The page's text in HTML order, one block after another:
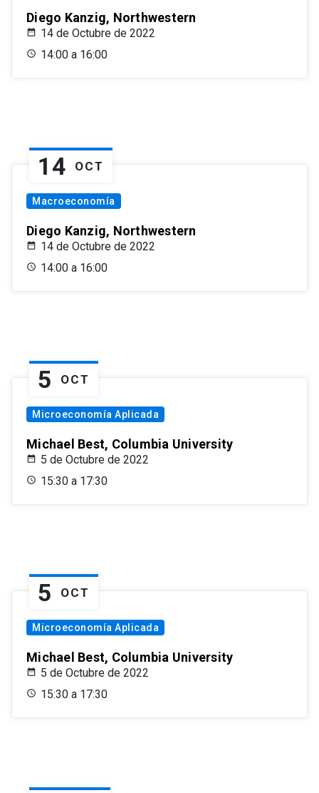
Diego Kanzig, Northwestern
14 de Octubre de 2022
14:00 a 16:00
14 OCT
Macroeconomía
Diego Kanzig, Northwestern
14 de Octubre de 2022
14:00 a 16:00
5 OCT
Microeconomía Aplicada
Michael Best, Columbia University
5 de Octubre de 2022
15:30 a 17:30
5 OCT
Microeconomía Aplicada
Michael Best, Columbia University
5 de Octubre de 2022
15:30 a 17:30